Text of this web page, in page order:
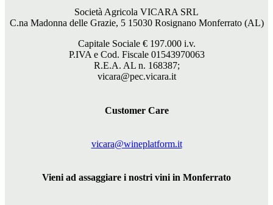
Società Agricola VICARA SRL
C.na Madonna delle Grazie, 5 15030 Rosignano Monferrato (AL)
Capitale Sociale € 197.000i.v.
P.IVA e Cod. Fiscale 01543970063
R.E.A. AL n. 168387;
vicara@pec.vicara.it
Customer Care
vicara@wineplatform.it
Vieni ad assaggiare i nostri vini in Monferrato